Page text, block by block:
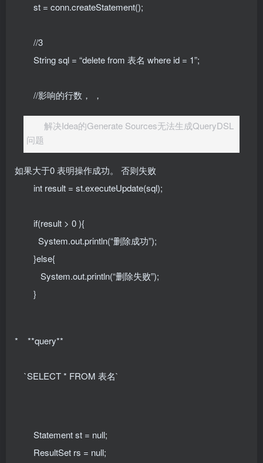
st = conn.createStatement();
//3
String sql = “delete from 表名 where id = 1”;
//影响的行数， ，
解决Idea的Generate Sources无法生成QueryDSL
问题
如果大于0 表明操作成功。 否则失败
int result = st.executeUpdate(sql);
if(result > 0 ){
System.out.println(“删除成功”);
}else{
System.out.println(“删除失败”);
}
* **query**
`SELECT * FROM 表名`
Statement st = null;
ResultSet rs = null;